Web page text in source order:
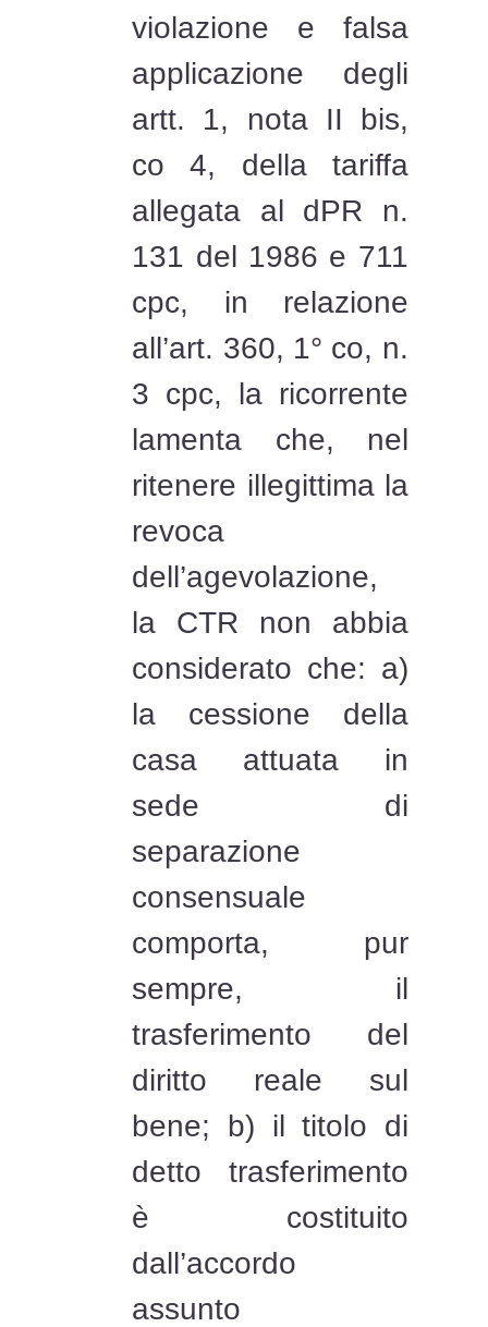
violazione e falsa
applicazione degli
artt. 1, nota II bis,
co 4, della tariffa
allegata al dPR n.
131 del 1986 e 711
cpc, in relazione
all’art. 360, 1° co, n.
3 cpc, la ricorrente
lamenta che, nel
ritenere illegittima la
revoca
dell’agevolazione,
la CTR non abbia
considerato che: a)
la cessione della
casa attuata in
sede di
separazione
consensuale
comporta, pur
sempre, il
trasferimento del
diritto reale sul
bene; b) il titolo di
detto trasferimento
è costituito
dall’accordo
assunto